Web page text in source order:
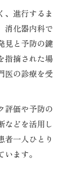
、進行するま
消化器内科で
見と予防の鍵
指摘された場
医の診療を受
評価や予防の
などを活用し
者一人ひとり
ます。